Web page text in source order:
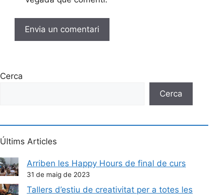
Cerca
Cerca
Últims Articles
Arriben les Happy Hours de final de curs
31 de maig de 2023
Tallers d’estiu de creativitat per a totes les